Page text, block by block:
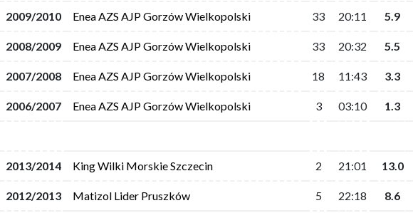
2009/2010 Enea AZS AJP Gorzów Wielkopolski 33 20:11 5.9
2008/2009 Enea AZS AJP Gorzów Wielkopolski 33 20:32 5.5
2007/2008 Enea AZS AJP Gorzów Wielkopolski 18 11:43 3.3
2006/2007 Enea AZS AJP Gorzów Wielkopolski 3 03:10 1.3
2013/2014 King Wilki Morskie Szczecin 2 21:01 13.0
2012/2013 Matizol Lider Pruszków 5 22:18 8.6